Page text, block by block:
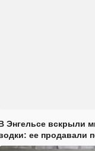
Энгельсе вскрыли
ее продавали